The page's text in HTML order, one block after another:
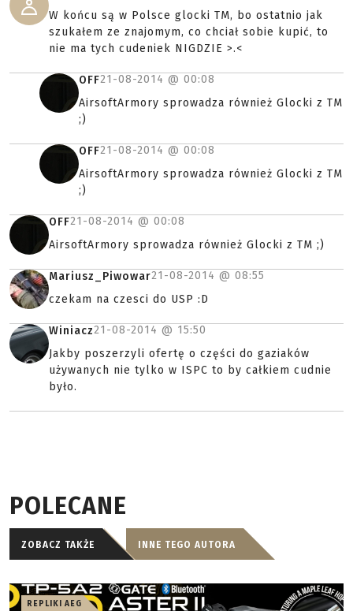
W końcu są w Polsce glocki TM, bo ostatnio jak
szukałem ze znajomym, co chciał sobie kupić, to
nie ma tych cudeniek NIGDZIE >.<
OFF21-08-2014 @ 00:08
AirsoftArmory sprowadza również Glocki z TM
;)
OFF21-08-2014 @ 00:08
AirsoftArmory sprowadza również Glocki z TM
;)
OFF21-08-2014 @ 00:08
AirsoftArmory sprowadza również Glocki z TM ;)
Mariusz_Piwowar21-08-2014 @ 08:55
czekam na czesci do USP :D
Winiacz21-08-2014 @ 15:50
Jakby poszerzyli ofertę o części do gaziaków
używanych nie tylko w ISPC to by całkiem cudnie
było.
POLECANE
ZOBACZ TAKŻE INNE TEGO AUTORA
REPLIKI AEG